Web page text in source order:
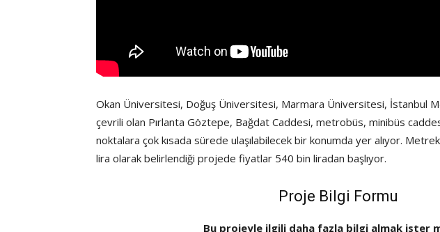
Okan Üniversitesi, Doğuş Üniversitesi, Marmara Üniversitesi, İstanbul
çevrili olan Pırlanta Göztepe, Bağdat Caddesi, metrobüs, minibüs
noktalara çok kısada sürede ulaşılabilecek bir konumda yer alıyor.
lira olarak belirlendiği projede fiyatlar 540 bin liradan başlıyor.
Proje Bilgi Formu
Bu projeyle ilgili daha fazla bilgi almak ister